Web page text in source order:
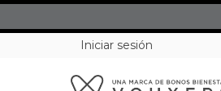
Iniciar sesión